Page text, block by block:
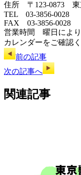
住所 〒123-0873 東
TEL 03-3856-0028
FAX 03-3856-0028
営業時間 曜日によ
カレンダーをご確認
前の記事
次の記事へ
関連記事